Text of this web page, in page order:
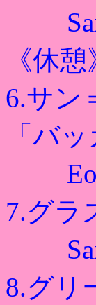
Sax.
《休憩
6.サン
「バ
Eo.
7.グラ
Sax.
8.グリ